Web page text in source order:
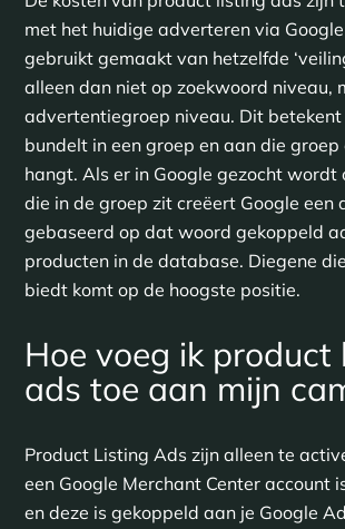
met het huidige adverteren via
gebruikt gemaakt van hetzelfde
alleen dan niet op zoekwoord niveau,
advertentiegroep niveau. Dit
bundelt in een groep en aan die groep
hangt. Als er in Google gezocht wordt
die in de groep zit creëert Google een
gebaseerd op dat woord gekoppeld
producten in de database. Diegene
biedt komt op de hoogste positie.
Hoe voeg ik product
ads toe aan mijn
Product Listing Ads zijn alleen te
een Google Merchant Center account
en deze is gekoppeld aan je Google